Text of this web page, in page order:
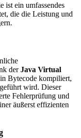
ist ein umfassendes
die die Leistung und
derJava Virtual
Bytecode kompiliert,
wird. Dieser
Fehlerprüfung und
äußerst effizienten